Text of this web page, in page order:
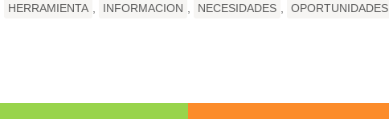
HERRAMIENTA INFORMACION NECESIDADES OPORTUNIDADES